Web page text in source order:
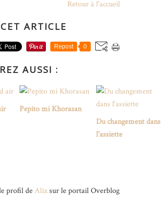
Retour à l'accueil
ARTICLE
Repost 0
AUSSI :
Pepito mi Khorasan
Du changement dans
l'assiette
profil deAlixsur le portail Overblog